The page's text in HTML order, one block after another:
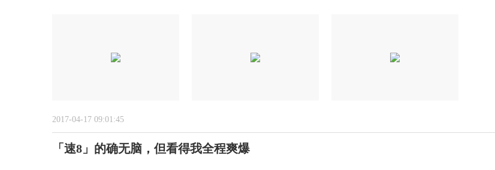
2017-04-17 09:01:45
「速8」的确无脑，但看得我全程爽爆